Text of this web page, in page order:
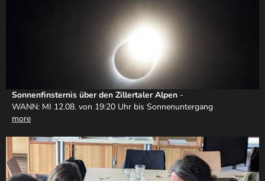
Sonnenfinsternis über den Zillertaler Alpen -
WANN: MI 12.08. von 19:20 Uhr bis Sonnenuntergang
more